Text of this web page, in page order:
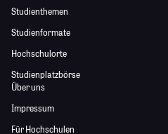
Studienthemen
Studienformate
Hochschulorte
Studienplatzbörse
Über uns
Impressum
Für Hochschulen